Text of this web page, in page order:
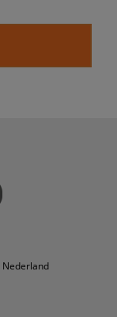
Nederland